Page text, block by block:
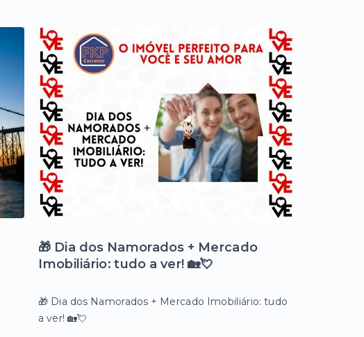
🎁 Dia dos Namorados + Mercado
Imobiliário: tudo a ver! 🏡💘
🎁 Dia dos Namorados + Mercado Imobiliário: tudo
a ver! 🏡💘